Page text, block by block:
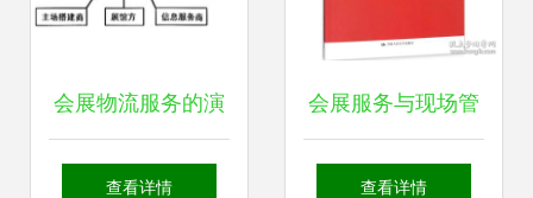
会展物流服务的演
变与创新 提升体验
查看详情
会展服务与现场管
理 新华书店的全流
查看详情